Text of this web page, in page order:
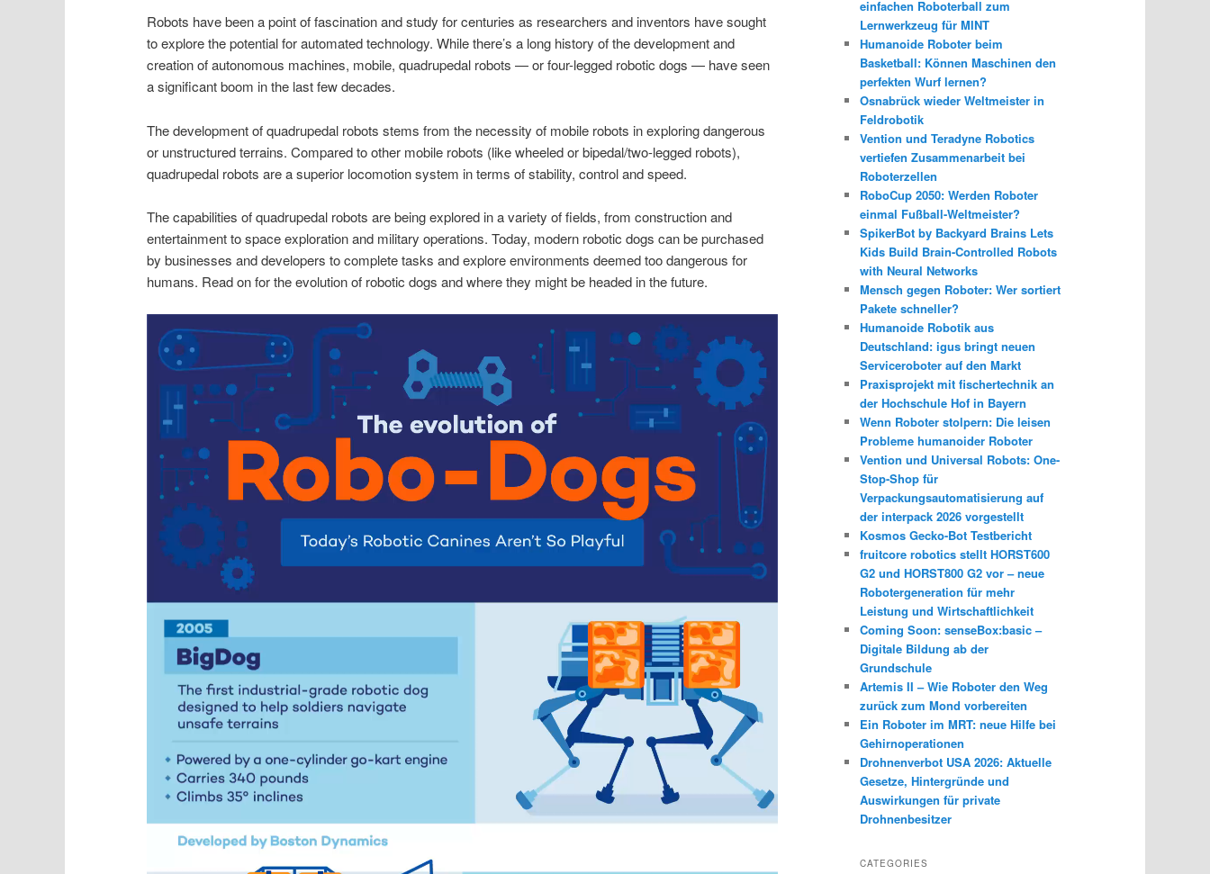
Robots have been a point of fascination and study for centuries as researchers and inventors have sought
to explore the potential for automated technology. While there’s a long history of the development and
creation of autonomous machines, mobile, quadrupedal robots — or four-legged robotic dogs — have seen
a significant boom in the last few decades.
The development of quadrupedal robots stems from the necessity of mobile robots in exploring dangerous
or unstructured terrains. Compared to other mobile robots (like wheeled or bipedal/two-legged robots),
quadrupedal robots are a superior locomotion system in terms of stability, control and speed.
The capabilities of quadrupedal robots are being explored in a variety of fields, from construction and
entertainment to space exploration and military operations. Today, modern robotic dogs can be purchased
by businesses and developers to complete tasks and explore environments deemed too dangerous for
humans. Read on for the evolution of robotic dogs and where they might be headed in the future.
einfachen Roboterball zum
Lernwerkzeug für MINT
Humanoide Roboter beim
Basketball: Können Maschinen den
perfekten Wurf lernen?
Osnabrück wieder Weltmeister in
Feldrobotik
Vention und Teradyne Robotics
vertiefen Zusammenarbeit bei
Roboterzellen
RoboCup 2050: Werden Roboter
einmal Fußball-Weltmeister?
SpikerBot by Backyard Brains Lets
Kids Build Brain-Controlled Robots
with Neural Networks
Mensch gegen Roboter: Wer sortiert
Pakete schneller?
Humanoide Robotik aus
Deutschland: igus bringt neuen
Serviceroboter auf den Markt
Praxisprojekt mit fischertechnik an
der Hochschule Hof in Bayern
Wenn Roboter stolpern: Die leisen
Probleme humanoider Roboter
Vention und Universal Robots: One-
Stop-Shop für
Verpackungsautomatisierung auf
der interpack 2026 vorgestellt
Kosmos Gecko-Bot Testbericht
fruitcore robotics stellt HORST600
G2 und HORST800 G2 vor – neue
Robotergeneration für mehr
Leistung und Wirtschaftlichkeit
Coming Soon: senseBox:basic –
Digitale Bildung ab der
Grundschule
Artemis II – Wie Roboter den Weg
zurück zum Mond vorbereiten
Ein Roboter im MRT: neue Hilfe bei
Gehirnoperationen
Drohnenverbot USA 2026: Aktuelle
Gesetze, Hintergründe und
Auswirkungen für private
Drohnenbesitzer
CATEGORIES